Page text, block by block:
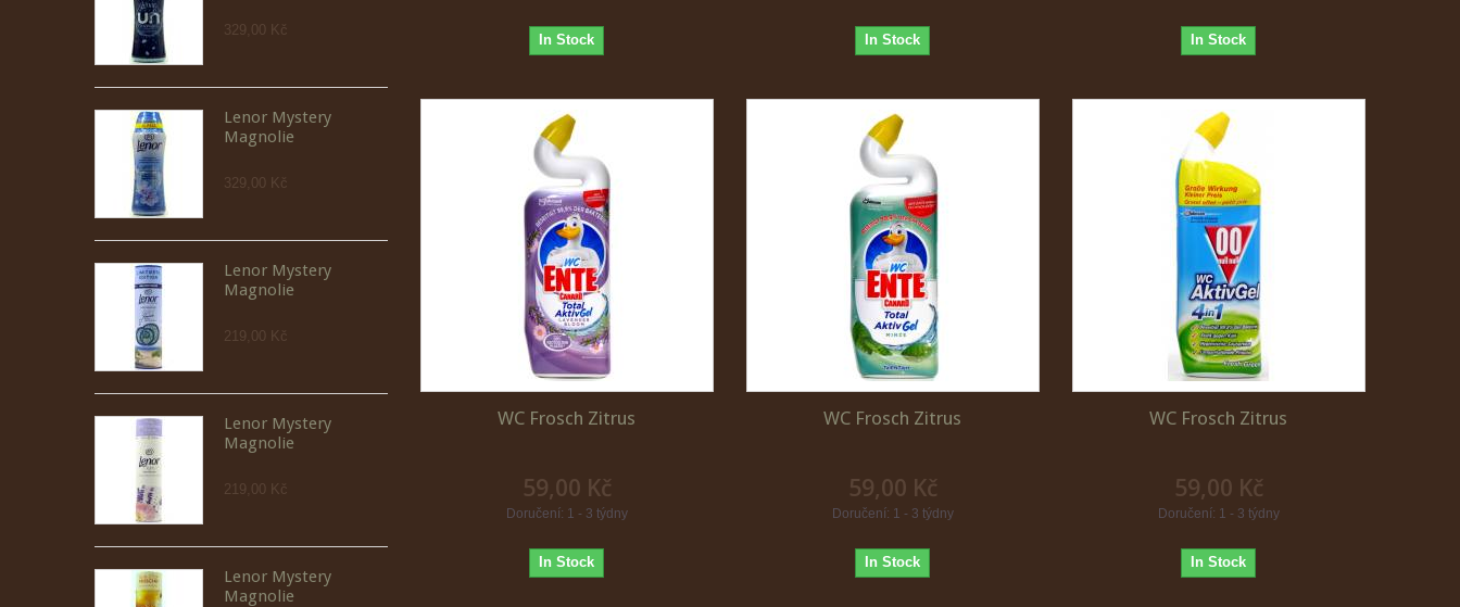
329,00 Kč
Lenor Mystery
Magnolie
329,00 Kč
Lenor Mystery
Magnolie
219,00 Kč
Lenor Mystery
Magnolie
219,00 Kč
Lenor Mystery
Magnolie
In Stock In Stock In Stock
WC Frosch Zitrus
59,00 Kč
Doručení: 1 - 3 týdny
In Stock
WC Frosch Zitrus
59,00 Kč
Doručení: 1 - 3 týdny
In Stock
WC Frosch Zitrus
59,00 Kč
Doručení: 1 - 3 týdny
In Stock